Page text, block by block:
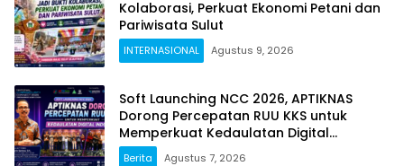
Kolaborasi, Perkuat Ekonomi Petani dan
Pariwisata Sulut
INTERNASIONAL Agustus 9, 2026
Soft Launching NCC 2026, APTIKNAS
Dorong Percepatan RUU KKS untuk
Memperkuat Kedaulatan Digital
Indonesia
Berita Agustus 7, 2026